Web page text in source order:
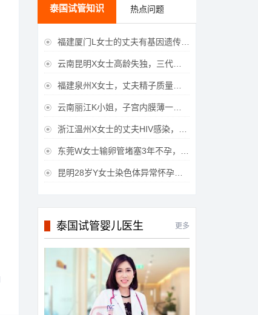
泰国试管知识 热点问题
 福建厦门L女士的丈夫有基因遗传疾病，三代试管生育健康宝宝
 云南昆明X女士高龄失独，三代试管助她重获女儿
 福建泉州X女士，丈夫精子质量差，三代试管获得男宝宝
 云南丽江K小姐，子宫内膜薄一直未孕，三代试管一次成功获得
 浙江温州X女士的丈夫HIV感染，三代试管成功获得女宝宝
 东莞W女士输卵管堵塞3年不孕，泰国三代试管喜获
 昆明28岁Y女士染色体异常怀孕难，泰国三代试管成功好孕
泰国试管婴儿医生 更多